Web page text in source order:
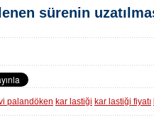
sürenin
palandöken kar lastiği kar lastiği fiyatı